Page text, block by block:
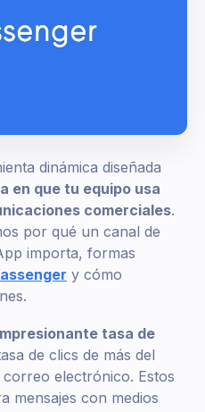
dinámica diseñada
en que tu equipo usa
comerciales.
por qué un canal de
importa, formas
y cómo
tasa de
de clics de más del
electrónico. Estos
mensajes con medios